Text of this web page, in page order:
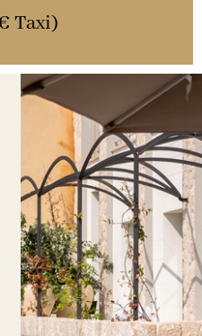
Taxi)